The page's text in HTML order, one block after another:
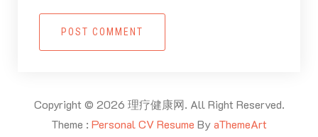
POST COMMENT
Copyright © 2026 理疗健康网. All Right Reserved.
Theme : Personal CV Resume ByaThemeArt